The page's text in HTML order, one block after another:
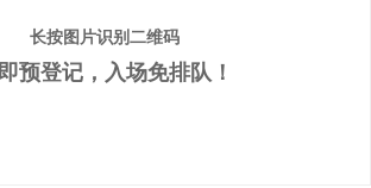
长按图片识别二维码
预登记，入场免排队！